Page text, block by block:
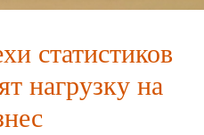
статистиков
нагрузку на